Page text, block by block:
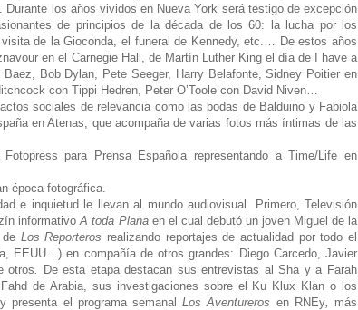
los años vividos en Nueva York será testigo de excepción
de principios de la década de los 60: la lucha por los
de la Gioconda, el funeral de Kennedy, etc.… De estos años
en el Carnegie Hall, de Martín Luther King el día de I have a
Bob Dylan, Pete Seeger, Harry Belafonte, Sidney Poitier en
con Tippi Hedren, Peter O’Toole con David Niven…
sociales de relevancia como las bodas de Balduino y Fabiola
en Atenas, que acompaña de varias fotos más íntimas de las
para Prensa Española representando a Time/Life en
época fotográfica.
e inquietud le llevan al mundo audiovisual. Primero, Televisión
informativoA toda Planaen el cual debutó un joven Miguel de la
Los Reporteros realizando reportajes de actualidad por todo el
EEUU…) en compañía de otros grandes: Diego Carcedo, Javier
otros
De esta etapa destacan sus entrevistas al Sha y a Farah
de Arabia, sus investigaciones sobre el Ku Klux Klan o los
el programa semanal
Los Aventureros en RNEy, más